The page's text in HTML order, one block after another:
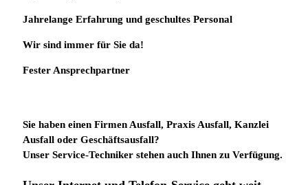
Jahrelange Erfahrung und geschultes Personal
Wir sind immer für Sie da!
Fester Ansprechpartner
Sie haben einen Firmen Ausfall, Praxis Ausfall, Kanzlei
Ausfall oder Geschäftsausfall?
Unser Service-Techniker stehen auch Ihnen zu Verfügung.